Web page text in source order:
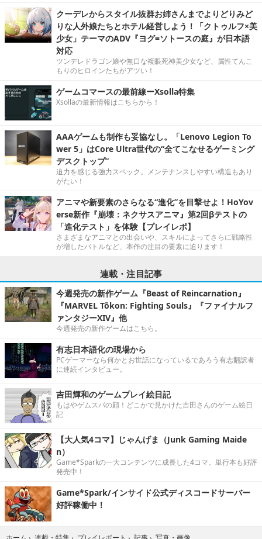
クーデレからスタイル抜群お姉さんまでよりどりみど
りな人外娘たちとホテル経営しよう！「クトゥルフ×美
少女」テーマのADV『ヨグ=ソトースの庭』が日本語
対応
ツンデレドラゴン娘や無口な複眼死神美少女など、属性てんこ
もりのヒロインたちがアツい！
ゲームコマースの最前線ーXsolla特集
Xsollaの最新情報はこちらから！
AAAゲームも制作も妥協なし。「Lenovo Legion To
wer 5」はCore Ultra世代の“全てこなせるゲーミング
デスクトップ”
迫力を感じる強力スペック。メンテナンスしやすい構造もあり
がたい！
アニマや新要素のさらなる“進化”を目撃せよ！HoYov
erse新作『崩壊：ネクサスアニマ』第2回βテストの
「進化テスト」を体験【プレイレポ】
さまざまなアニマとの出会いや、スキルによってさらに戦略性
が増したバトルなど、本作の注目の要素に迫ります！
連載・注目記事
今週発売の新作ゲーム『Beast of Reincarnation』
『MARVEL Tōkon: Fighting Souls』『ファイナルフ
ァンタジーXIV』他
今週発売の新作ゲームはこちら。
有志日本語化の現場から
PCゲーマーなら何かとお世話になっているであろう有志翻訳者
に連続インタビュー。
吉田輝和のゲームプレイ絵日記
もはやゲムスパの顔！どこかで見かけた吉田さんのゲーム絵日
記
【大人気4コマ】じゃんげま（Junk Gaming Maide
n）
Game*Sparkの一大コンテンツに成長した4コマ。単行本も好評
発売中！
Game*Spark/インサイド公式ディスコードサーバー
好評稼働中！
ホーム › 連載・特集 › プレイレポート › 記事 › 写真・画像